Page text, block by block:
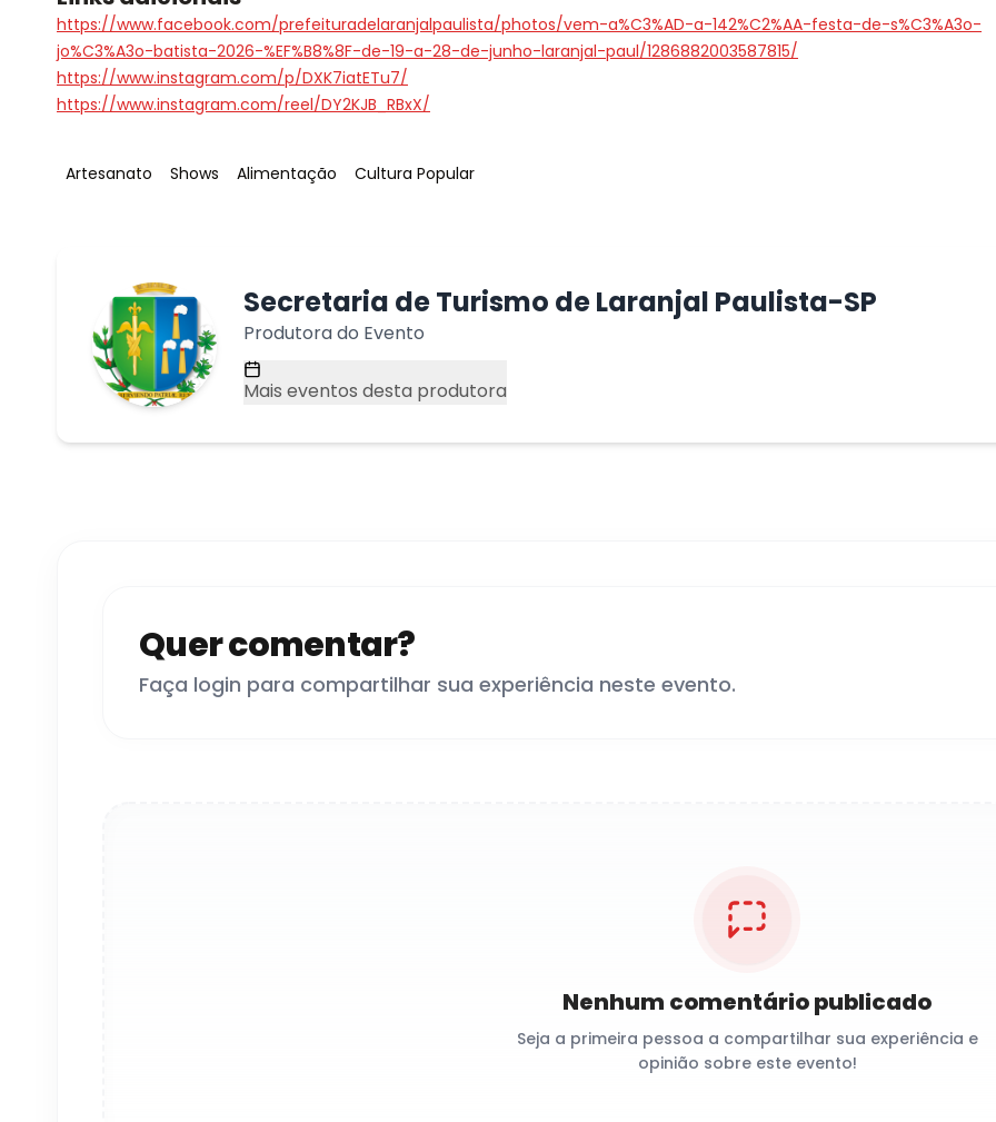
https://www.facebook.com/prefeituradelaranjalpaulista/photos/vem-a%C3%AD-a-142%C2%AA-festa-de-s%C3%A3o-
jo%C3%A3o-batista-2026-%EF%B8%8F-de-19-a-28-de-junho-laranjal-paul/1286882003587815/
https://www.instagram.com/p/DXK7iatETu7/
https://www.instagram.com/reel/DY2KJB_RBxX/
Tag:
Artesanato Tag:
Shows Tag:
Alimentação Tag:
Cultura Popular
Secretaria de Turismo de Laranjal Paulista-SP
Produtora do Evento
Mais eventos desta produtora
Quer comentar?
Faça login para compartilhar sua experiência neste evento.
Nenhum comentário publicado
Seja a primeira pessoa a compartilhar sua experiência e
opinião sobre este evento!